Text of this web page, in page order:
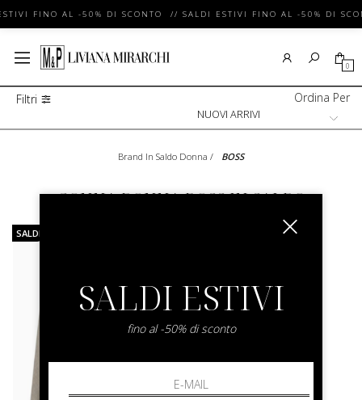
FINO AL -50% DI SCONTO // SALDI ESTIVI FINO AL -50% DI
0
Filtri Ordina Per
Brand In Saldo Donna / BOSS
GONNA DONNA BOSS IN SALDO
SALDI
SALDI ESTIVI
fino al -50% di sconto